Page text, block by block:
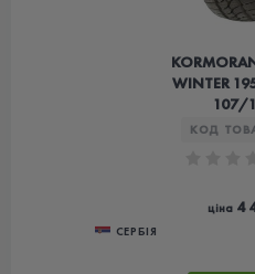
WINTER
107/
КОД
ціна4
СЕРБІЯ